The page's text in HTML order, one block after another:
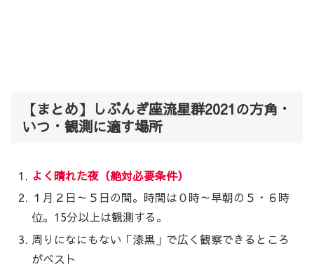
【まとめ】しぶんぎ座流星群2021の方角・
いつ・観測に適す場所
よく晴れた夜（絶対必要条件）
１月２日～５日の間。時間は０時～早朝の５・６時
位。15分以上は観測する。
周りになにもない「漆黒」で広く観察できるところ
がベスト